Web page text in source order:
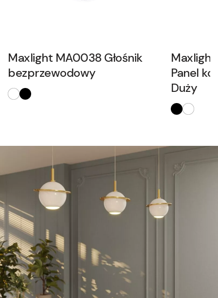
Maxlight MA0038 Głośnik
bezprzewodowy
Panel
Duży